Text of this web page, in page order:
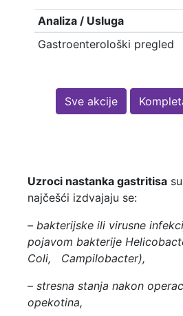
Analiza / Usluga
Gastroenterološki pregled
Sve akcije
Uzroci nastanka gastritisa
najčešći izdvajaju se:
– bakterijske ili virusne
pojavom bakterije
Coli, Campilobacter),
– stresna stanja nakon
opekotina,